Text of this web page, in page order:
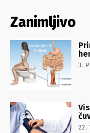
Zanimljivo
3.
22.